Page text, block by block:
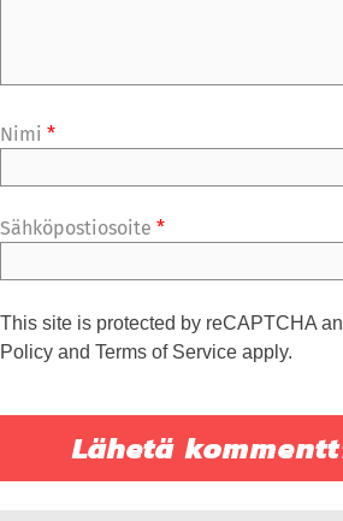
Nimi *
Sähköpostiosoite *
This site is protected by reCAPTCHA
Policy and Terms of Service apply.